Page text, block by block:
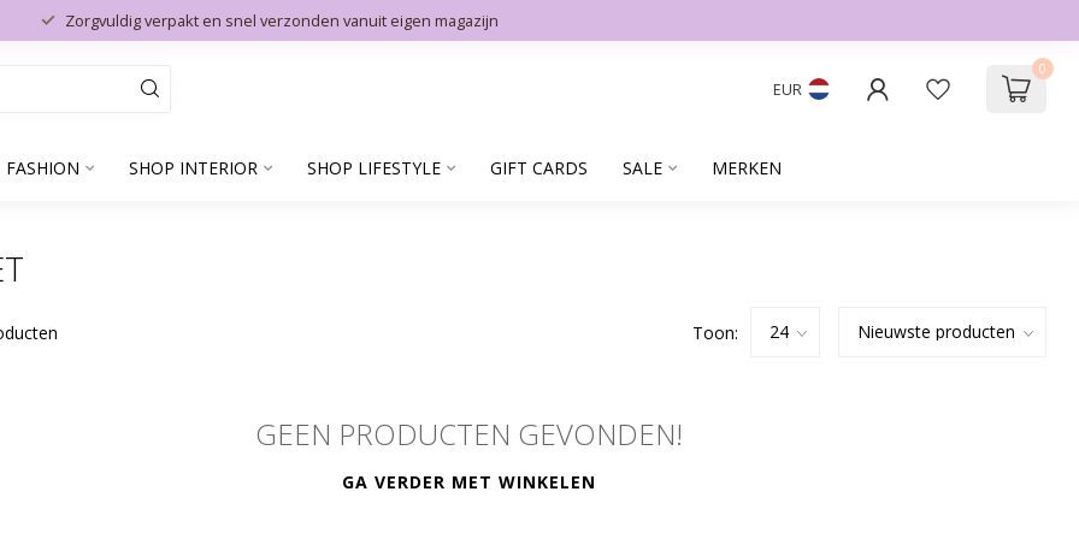
Zorgvuldig verpakt en snel verzonden vanuit eigen magazijn
EUR
0
FASHION SHOP INTERIOR SHOP LIFESTYLE GIFT CARDS SALE MERKEN
Toon:
GEEN PRODUCTEN GEVONDEN!
GA VERDER MET WINKELEN